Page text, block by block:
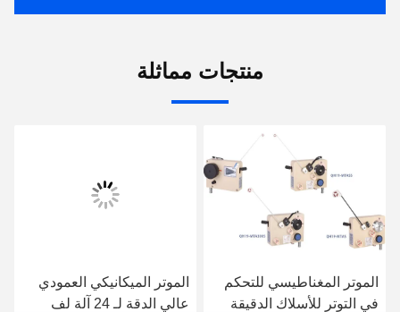
منتجات مماثلة
الموتر المغناطيسي للتحكم
في التوتر للأسلاك الدقيقة
الموتر الميكانيكي العمودي
عالي الدقة لـ 24 آلة لف